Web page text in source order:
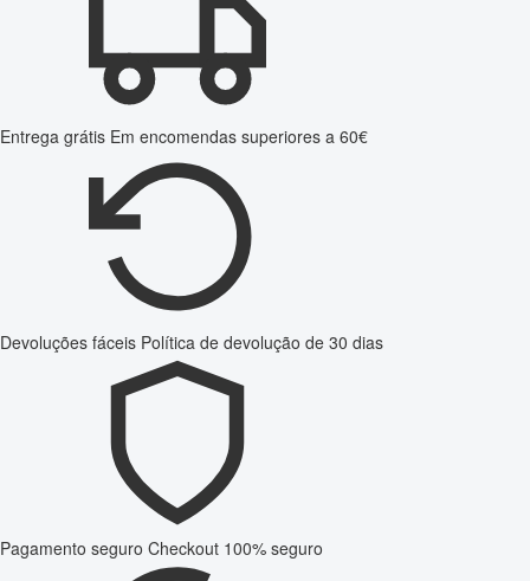
Entrega grátis Em encomendas superiores a 60€
Devoluções fáceis Política de devolução de 30 dias
Pagamento seguro Checkout 100% seguro